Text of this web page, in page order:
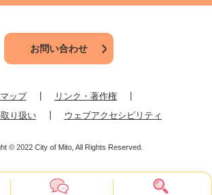
お問い合わせ
ップ
リンク・著作権
り扱い
ウェブアクセシビリティ
© 2022 City of Mito, All Rights Reserved.